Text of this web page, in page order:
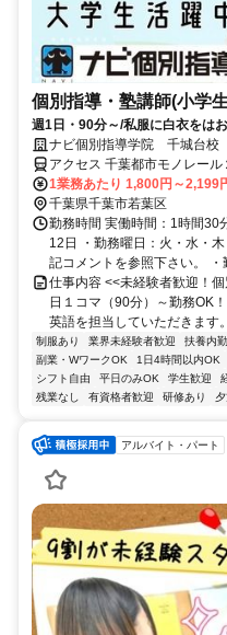
個別指導・塾講師(小学
週1日・90分～/私服に白衣をは
ナビ個別指導学院 千城台校
アクセス 千葉都市モノレー
都市モノレール２号線 千城台
ール２号線 小倉台出入口2徒
1業務あたり 1,800円～2,199
千葉県千葉市若葉区
勤務時間 実働時間：1時間30
12日 ・勤務曜日：火・水・
記コメントを参照下さい。
仕事内容 <<未経験者歓迎！
日１コマ（90分）～勤務OK
英語を担当していただきます
制服あり 業界未経験者歓迎 扶養内
副業・WワークOK
1日4時間以内OK
シフト自由
平日のみOK 学生歓迎
残業なし
有資格者歓迎 研修あり
アルバイト・パート